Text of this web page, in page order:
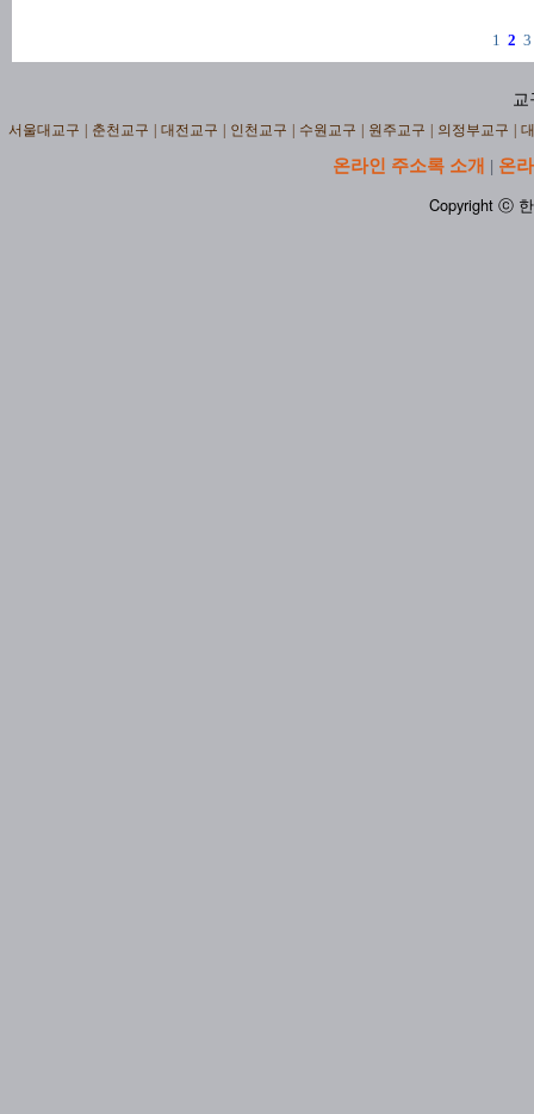
1 2 3
교
서울대교구 춘천교구 대전교구 인천교구 수원교구 원주교구 의정부교구
온라인 주소록 소개 | 온
Copyright ⓒ